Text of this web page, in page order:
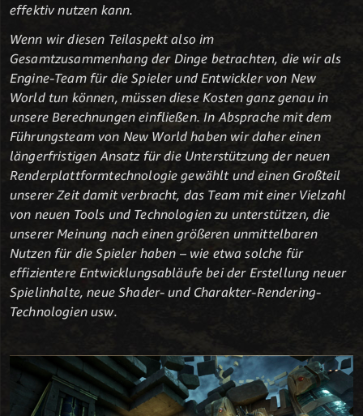
effektiv nutzen kann.
Wenn wir diesen Teilaspekt also im
Gesamtzusammenhang der Dinge betrachten, die wir als
Engine-Team für die Spieler und Entwickler von New
World tun können, müssen diese Kosten ganz genau in
unsere Berechnungen einfließen. In Absprache mit dem
Führungsteam von New World haben wir daher einen
längerfristigen Ansatz für die Unterstützung der neuen
Renderplattformtechnologie gewählt und einen Großteil
unserer Zeit damit verbracht, das Team mit einer Vielzahl
von neuen Tools und Technologien zu unterstützen, die
unserer Meinung nach einen größeren unmittelbaren
Nutzen für die Spieler haben – wie etwa solche für
effizientere Entwicklungsabläufe bei der Erstellung neuer
Spielinhalte, neue Shader- und Charakter-Rendering-
Technologien usw.